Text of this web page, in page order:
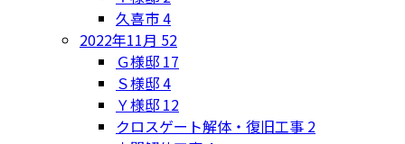
久喜市4
2022年11月 52
Ｇ様邸 17
Ｓ様邸4
Ｙ様邸 12
クロスゲート解体・復旧工事 2